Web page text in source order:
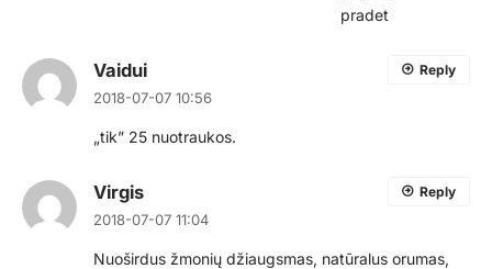
pradet
Vaidui
2018-07-07 10:56
„tik” 25 nuotraukos.
Reply
Virgis
2018-07-07 11:04
Nuoširdus žmonių džiaugsmas, natūralus orumas,
Reply